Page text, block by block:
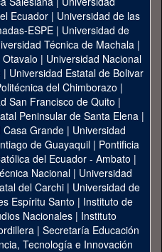
Ecuador | Universidad de las
ESPE | Universidad de
Técnica de Machala|
| Universidad Nacional
| Universidad Estatal de Bolivar
del Chimborazo |
San Francisco de Quito |
Peninsular de Santa Elena|
Casa Grande | Universidad
de Guayaquil| Pontificia
del Ecuador - Ambato |
Nacional| Universidad
del Carchi| Universidad de
Espíritu Santo | Instituto de
Nacionales | Instituto
| Secretaría Educación
Tecnología e Innovación